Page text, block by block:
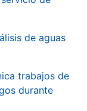
de aguas
trabajos de
durante